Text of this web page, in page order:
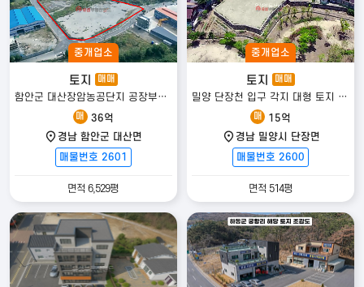
중개업소
토지 매매
함안군 대산장암농공단지 공장부지 매매
매 36억
경남 함안군 대산면
매물번호 2601
면적 6,529평
중개업소
토지 매매
밀양 단장천 입구 각지 대형 토지 매매{표충사길]
매
15억
경남 밀양시 단장면
매물번호 2600
면적 514평